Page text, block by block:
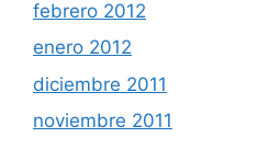
febrero 2012
enero 2012
diciembre 2011
noviembre 2011